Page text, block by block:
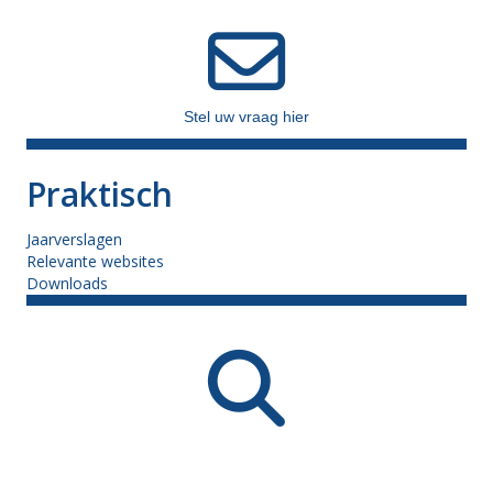
Stel uw vraag hier
Praktisch
Jaarverslagen
Relevante websites
Downloads